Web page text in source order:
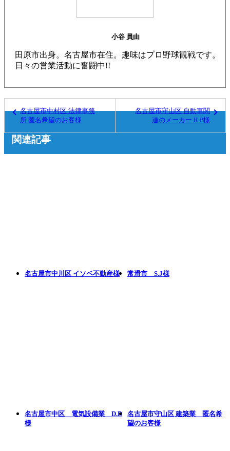
小谷 員由
田原市出身。名古屋市在住。趣味はプロ野球観戦です。
日々の営業活動に奮闘中!!
名古屋市中村区 法律事務
所 匿名希望のお客様
名古屋市守山区 自動車関
連のメーカー R.P様
関連記事
名古屋市中川区 イソベ不動産様 常滑市 S.J様
名古屋市中区 電気設備業 D.D
様
名古屋市守山区 建築業 匿名希
望のお客様